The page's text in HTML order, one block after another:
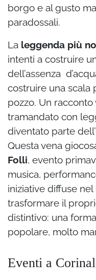
borgo e al gusto
paradossali.
La leggenda più
intenti a costruire
dell’assenza
costruire una scala
pozzo. Un
tramandato con
diventato parte
Questa vena
Folli, evento
musica,
iniziative diffuse
trasformare il
distintivo: una
popolare, molto
Eventi a